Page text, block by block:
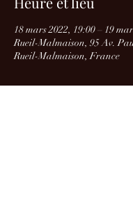
18 mars 2022, 19:00 – 19
Rueil-Malmaison, 95 Av.
Rueil-Malmaison, France